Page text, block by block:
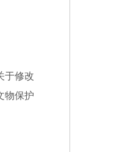
于修改
物保护